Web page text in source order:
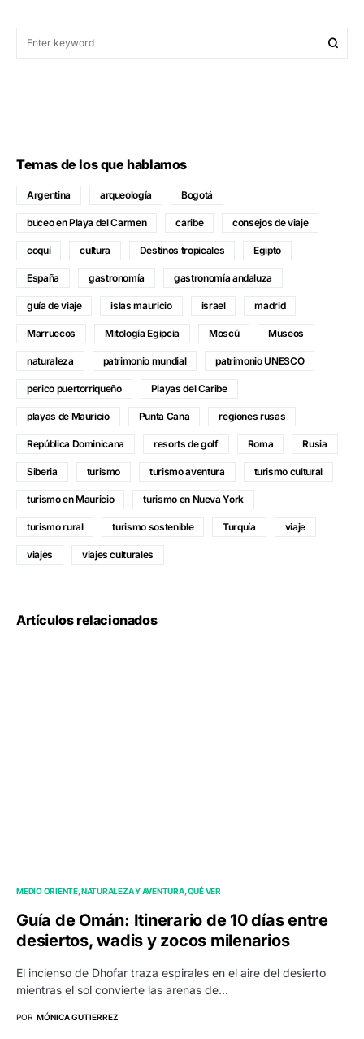
Temas de los que hablamos
Argentina arqueología Bogotá
buceo en Playa del Carmen caribe consejos de viaje
coquí cultura Destinos tropicales Egipto
España gastronomía gastronomía andaluza
guía de viaje islas mauricio israel madrid
Marruecos Mitología Egipcia Moscú Museos
naturaleza patrimonio mundial patrimonio UNESCO
perico puertorriqueño Playas del Caribe
playas de Mauricio Punta Cana regiones rusas
República Dominicana resorts de golf Roma Rusia
Siberia turismo turismo aventura turismo cultural
turismo en Mauricio turismo en Nueva York
turismo rural turismo sostenible Turquía viaje
viajes viajes culturales
Artículos relacionados
MEDIO ORIENTE NATURALEZA Y AVENTURA QUÉ VER
Guía de Omán: Itinerario de 10 días entre
desiertos, wadis y zocos milenarios
El incienso de Dhofar traza espirales en el aire del desierto
mientras el sol convierte las arenas de…
POR MÓNICA GUTIERREZ